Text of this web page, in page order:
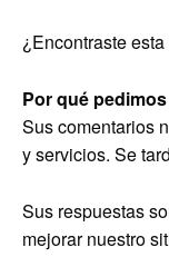
¿Encontraste
Por qué
Sus comentarios
y servicios. Se
Sus respuestas
mejorar nuestro